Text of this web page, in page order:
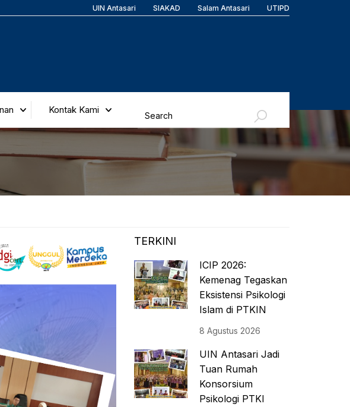
UIN Antasari SIAKAD Salam Antasari UTIPD
Kontak Kami
TERKINI
ICIP 2026:
Kemenag Tegaskan
Eksistensi Psikologi
Islam di PTKIN
8 Agustus 2026
UIN Antasari Jadi
Tuan Rumah
Konsorsium
Psikologi PTKI